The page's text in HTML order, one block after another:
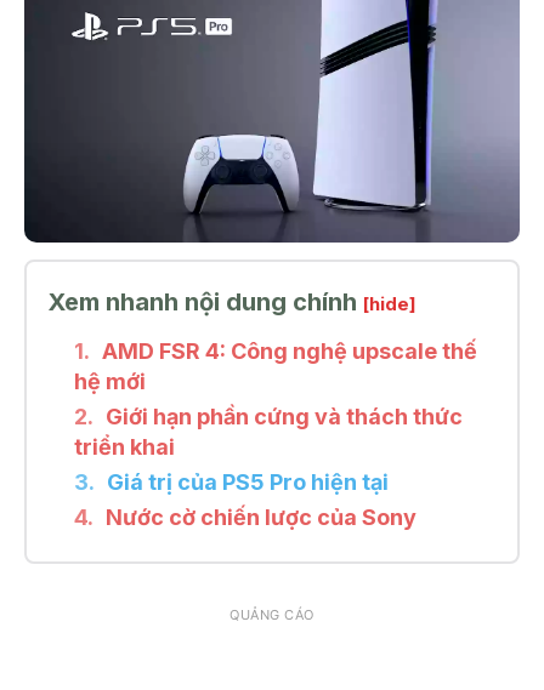
Xem nhanh nội dung chính [hide]
AMD FSR 4: Công nghệ upscale thế
hệ mới
Giới hạn phần cứng và thách thức
triển khai
Giá trị của PS5 Pro hiện tại
Nước cờ chiến lược của Sony
QUẢNG CÁO